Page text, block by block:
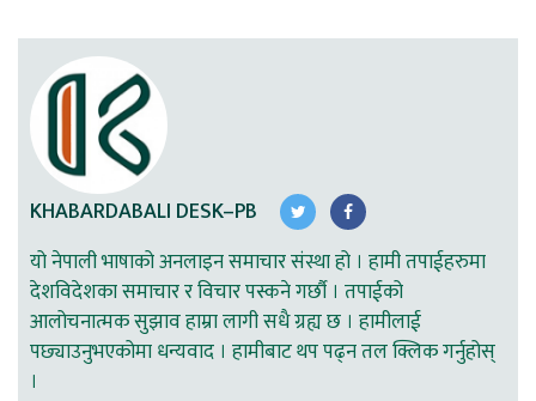
KHABARDABALI DESK–PB
यो नेपाली भाषाको अनलाइन समाचार संस्था हो । हामी तपाईहरुमा
देशविदेशका समाचार र विचार पस्कने गर्छौ । तपाईको
आलोचनात्मक सुझाव हाम्रा लागी सधै ग्रह्य छ । हामीलाई
पछ्याउनुभएकोमा धन्यवाद । हामीबाट थप पढ्न तल क्लिक गर्नुहोस्
।